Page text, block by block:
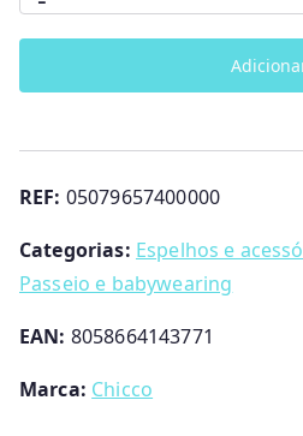
de
Mochila
Grey
REF: 05079657400000
Categorias: Espelhos e
Passeio e babywearing
EAN: 8058664143771
Marca: Chicco